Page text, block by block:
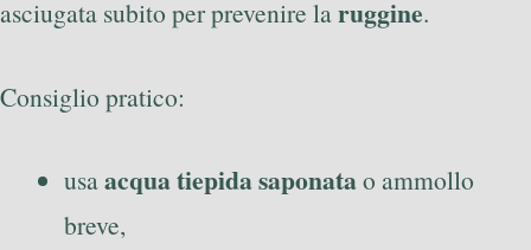
asciugata subito per prevenire laruggine.
Consiglio pratico:
usaacqua tiepida saponatao ammollo
breve,